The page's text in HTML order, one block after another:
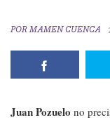
POR MAMEN CUENCA
Juan Pozuelo no